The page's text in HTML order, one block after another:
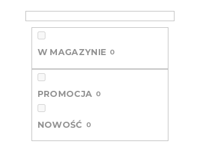
c
z
W MAGAZYNIE 0
PROMOCJA 0
NOWOŚĆ 0